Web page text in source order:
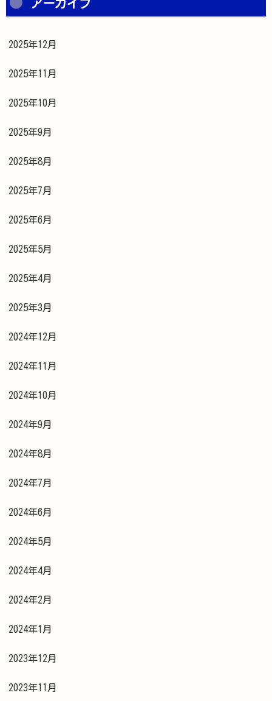
アーカイブ
2025年12月
2025年11月
2025年10月
2025年9月
2025年8月
2025年7月
2025年6月
2025年5月
2025年4月
2025年3月
2024年12月
2024年11月
2024年10月
2024年9月
2024年8月
2024年7月
2024年6月
2024年5月
2024年4月
2024年2月
2024年1月
2023年12月
2023年11月